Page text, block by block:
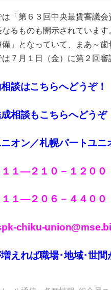
「第６３回中央最賃審議
るものも開示されていま
備」となっていて、まあ～
７月１日（金）に第２回審
談はこちらへどうぞ！
相談もこちらへどうぞ
オン／札幌パートユニ
１１—２１０－１２００
１—２０６－４４００
chiku-
えれば職場･地域･世間